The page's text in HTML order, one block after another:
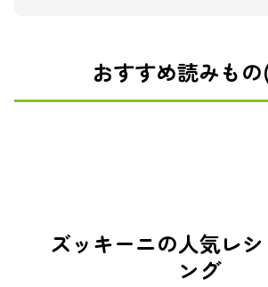
おすすめ読みも
ズッキーニの人気レ
ング